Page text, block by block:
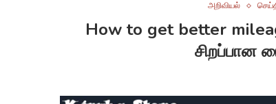
அறிவியல்
How to get better
சிறப்பான